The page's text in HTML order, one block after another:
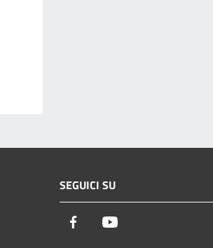
SEGUICI SU
Facebook